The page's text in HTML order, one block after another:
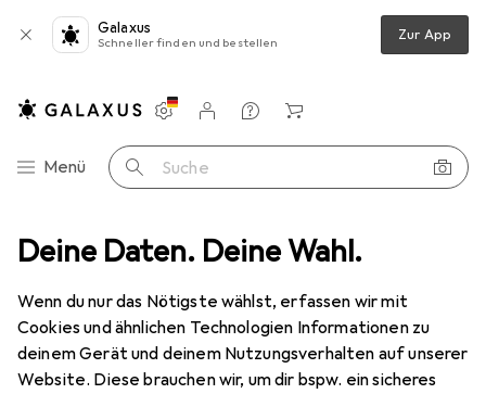
Deine Daten. Deine Wahl.
Wenn du nur das Nötigste wählst, erfassen wir mit
Cookies und ähnlichen Technologien Informationen zu
deinem Gerät und deinem Nutzungsverhalten auf unserer
Website. Diese brauchen wir, um dir bspw. ein sicheres
Galaxus
Schneller finden und bestellen Zur App
Navigation nach Kategorien
Menü Suche
Einstellungen
Kundenkonto
Vergleichslisten
Merklisten
Warenkorb
Bücher Fachbücher Jonathan Schmidt-Ott: St Gil
EUR
48,–
Jonathan Schmidt-Ott: St Gil